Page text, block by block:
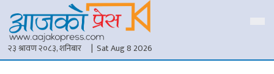
२३ श्रावण २०८३, शनिबार | Sat Aug 8 2026